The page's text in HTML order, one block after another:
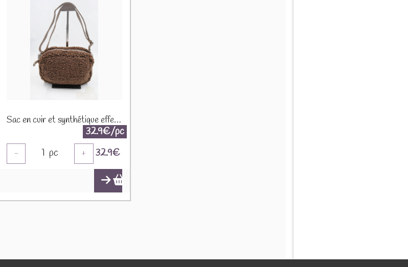
Sac en cuir et synthétique effet mouton CUIR-IT-939 Marron foncé
32.9€/pc
- 1 pc + 32.9€